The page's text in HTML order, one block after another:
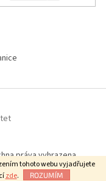
tohoto webu vyjadřujete
zde. ROZUMÍM
práva vyhrazena.